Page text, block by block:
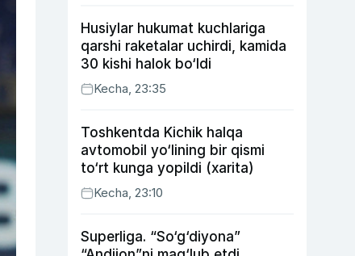
Husiylar hukumat kuchlariga
qarshi raketalar uchirdi, kamida
30 kishi halok bo‘ldi
Kecha, 23:35
Toshkentda Kichik halqa
avtomobil yo‘lining bir qismi
to‘rt kunga yopildi (xarita)
Kecha, 23:10
Superliga. “So‘g‘diyona”